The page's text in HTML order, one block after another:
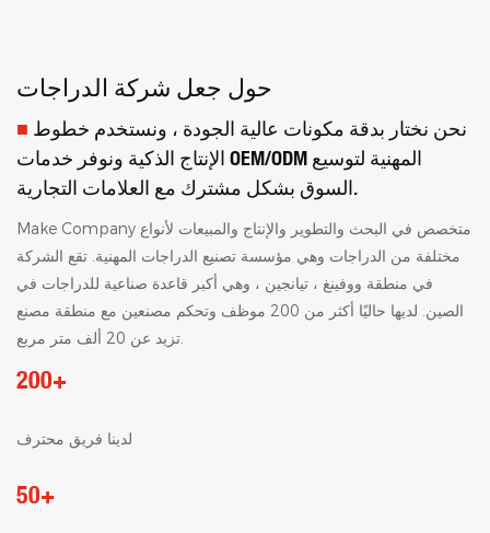
حول جعل شركة الدراجات
■ نحن نختار بدقة مكونات عالية الجودة ، ونستخدم خطوط
الإنتاج الذكية ونوفر خدمات OEM/ODM المهنية لتوسيع
السوق بشكل مشترك مع العلامات التجارية.
Make Company متخصص في البحث والتطوير والإنتاج والمبيعات لأنواع
مختلفة من الدراجات وهي مؤسسة تصنيع الدراجات المهنية. تقع الشركة
في منطقة ووفينغ ، تيانجين ، وهي أكبر قاعدة صناعية للدراجات في
الصين. لديها حاليًا أكثر من 200 موظف وتحكم مصنعين مع منطقة مصنع
تزيد عن 20 ألف متر مربع.
200+
لدينا فريق محترف
50+